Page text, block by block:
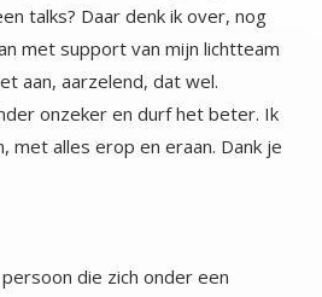
die zich onder een
maar wel vriendschap
volgt. Deze persoon geeft
mijn opstap verhalen en talks,
Ik lees het en neem het
niets persoonlijks, ook is
zien, noch een naam.
persoon zelf meer berichten
met de houding van
heeft over zijn kennis
Deze persoon is volledig
zijn berichten. De berichten
want ze ondergraven
mijn hart kan, heb mogen
Ik lees ze elke dag en ze
ik ga elke dag met twijfel
bed, en word ermee wakker.
totaal ontbreken van enige
zijn koel en analyserend, en
worden steken en klappen
‘ik ben de enige die hier de
die een beetje zoals ik zijn,
reageren soms, vaak net zo